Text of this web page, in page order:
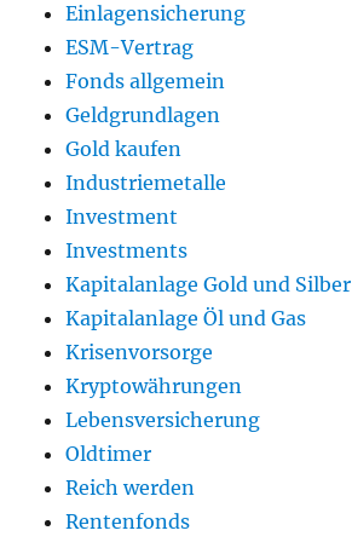
Einlagensicherung
ESM-Vertrag
Fonds allgemein
Geldgrundlagen
Gold kaufen
Industriemetalle
Investment
Investments
Kapitalanlage Gold und Silber
Kapitalanlage Öl und Gas
Krisenvorsorge
Kryptowährungen
Lebensversicherung
Oldtimer
Reich werden
Rentenfonds